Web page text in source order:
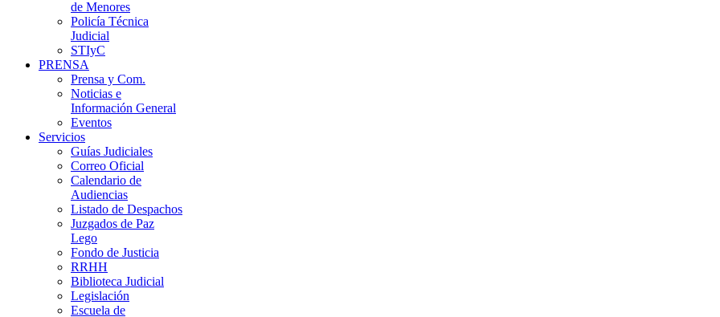
de Menores
Policía Técnica
Judicial
STIyC
PRENSA
Prensa y Com.
Noticias e
Información General
Eventos
Servicios
Guías Judiciales
Correo Oficial
Calendario de
Audiencias
Listado de Despachos
Juzgados de Paz
Lego
Fondo de Justicia
RRHH
Biblioteca Judicial
Legislación
Escuela de